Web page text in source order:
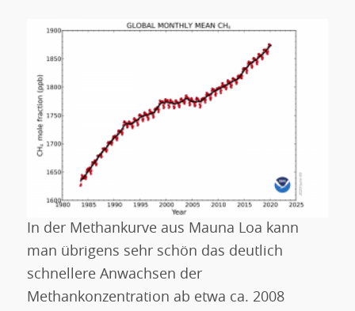
In der Methankurve aus Mauna Loa kann
man übrigens sehr schön das deutlich
schnellere Anwachsen der
Methankonzentration ab etwa ca. 2008